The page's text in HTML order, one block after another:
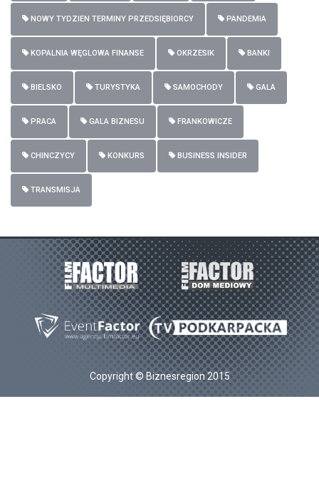
NOWY TYDZIEN TERMINY PRZEDSIĘBIORCY PANDEMIA
KOPALNIA WĘGLOWA FINANSE OKRZESIK BANKI
BIELSKO TURYSTYKA SAMOCHODY GALA
PRACA GALA BIZNESU FRANKOWICZE
CHINCZYCY KONKURS BUSINESS INSIDER
TRANSMISJA
Copyright © Biznesregion 2015